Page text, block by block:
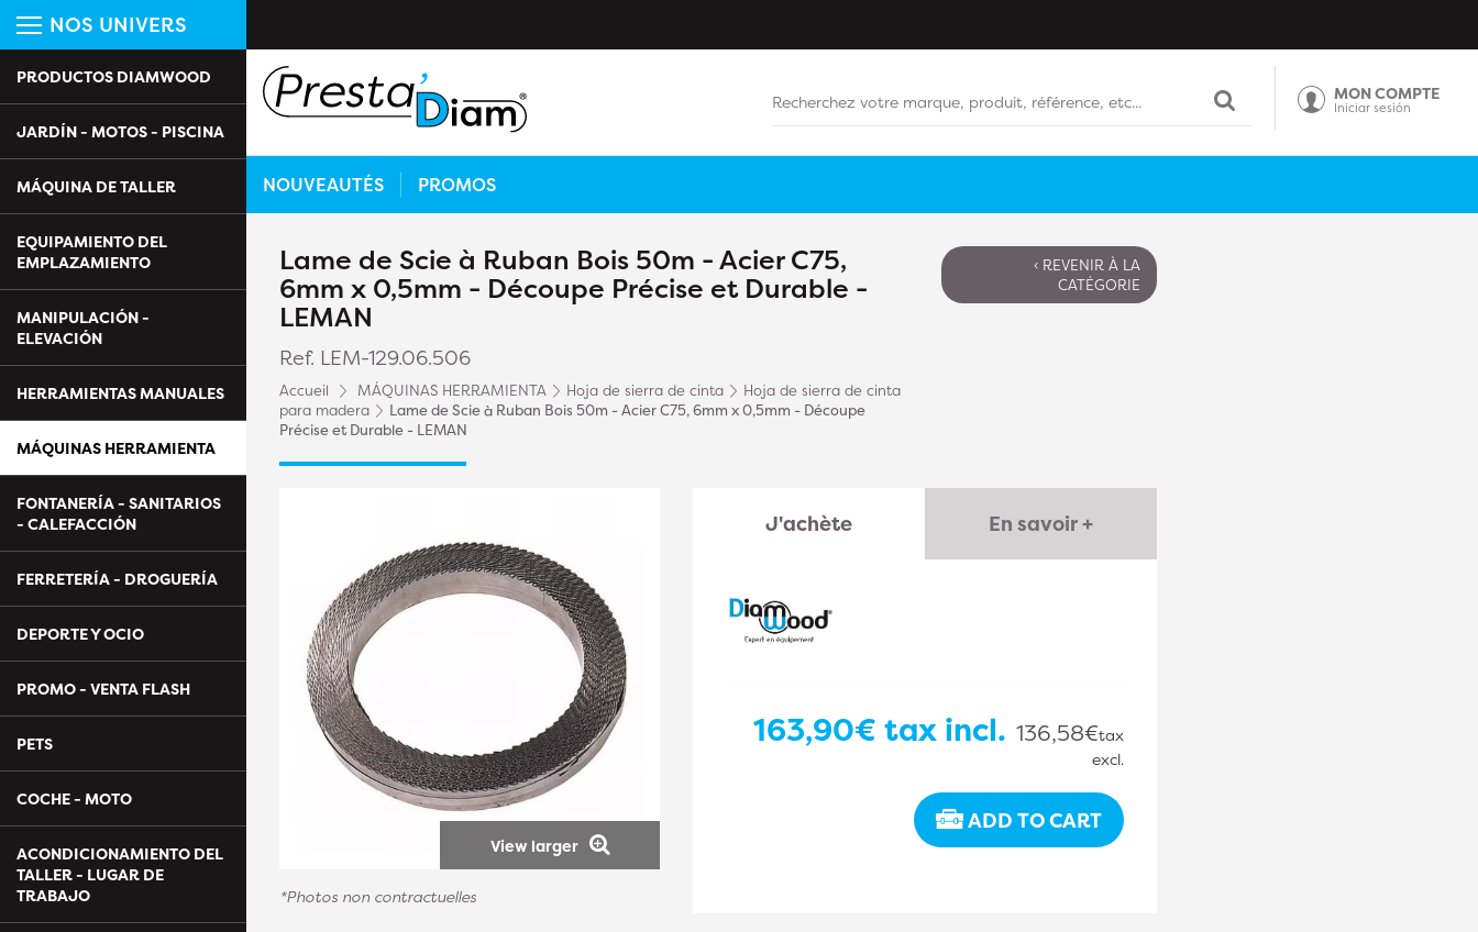
NOS UNIVERS
PRODUCTOS DIAMWOOD
JARDÍN - MOTOS - PISCINA
MÁQUINA DE TALLER
EQUIPAMIENTO DEL
EMPLAZAMIENTO
MANIPULACIÓN -
ELEVACIÓN
HERRAMIENTAS MANUALES
MÁQUINAS HERRAMIENTA
FONTANERÍA - SANITARIOS
- CALEFACCIÓN
FERRETERÍA - DROGUERÍA
DEPORTE Y OCIO
PROMO - VENTA FLASH
PETS
COCHE - MOTO
ACONDICIONAMIENTO DEL
TALLER - LUGAR DE
TRABAJO
MON COMPTE
Iniciar sesión
NOUVEAUTÉS PROMOS
Lame de Scie à Ruban Bois 50m - Acier C75,
6mm x 0,5mm - Découpe Précise et Durable -
LEMAN
Ref. LEM-129.06.506
Accueil MÁQUINAS HERRAMIENTA Hoja de sierra de cinta
Hoja de sierra de cinta
para madera
Lame de Scie à Ruban Bois 50m - Acier C75, 6mm x 0,5mm - Découpe
Précise et Durable - LEMAN
‹ REVENIR À LA
CATÉGORIE
View larger
*Photos non contractuelles
J'achète En savoir +
163,90€ tax incl. 136,58€tax
excl.
ADD TO CART